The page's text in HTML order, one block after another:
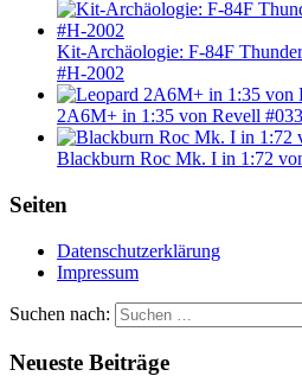
Kit-Archäologie: F-84F
#H-2002
2A6M+ in 1:35 von Revell
Blackburn Roc Mk. I in 1:72
Seiten
Datenschutzerklärung
Impressum
Suchen nach:
Neueste Beiträge